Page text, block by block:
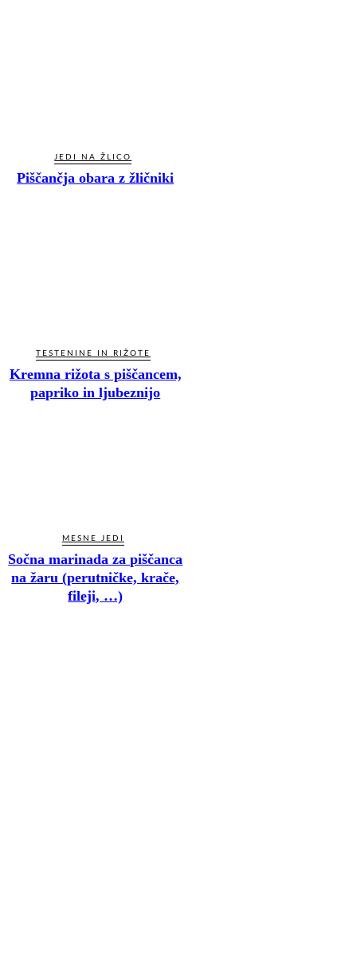
JEDI NA ŽLICO
Piščančja obara z žličniki
TESTENINE IN RIŽOTE
Kremna rižota s piščancem,
papriko in ljubeznijo
MESNE JEDI
Sočna marinada za piščanca
na žaru (perutničke, krače,
fileji, …)